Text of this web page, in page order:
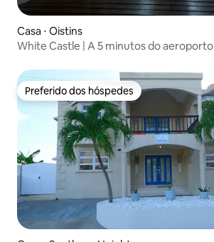
Casa ⋅ Oistins
White Castle | A 5 minutos do
Preferido dos hóspedes
Preferido dos hóspedes